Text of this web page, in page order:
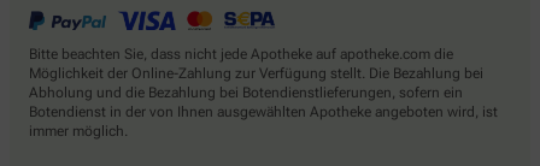
Bitte beachten Sie, dass nicht jede Apotheke auf apotheke.com die
Möglichkeit der Online-Zahlung zur Verfügung stellt. Die Bezahlung bei
Abholung und die Bezahlung bei Botendienstlieferungen, sofern ein
Botendienst in der von Ihnen ausgewählten Apotheke angeboten wird, ist
immer möglich.